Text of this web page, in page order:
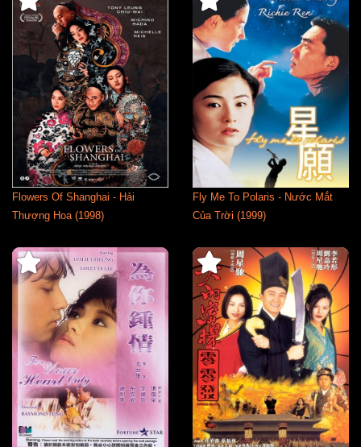
Flowers Of Shanghai - Hải
Thượng Hoa (1998)
Fly Me To Polaris - Nước Mắt
Của Trời (1999)